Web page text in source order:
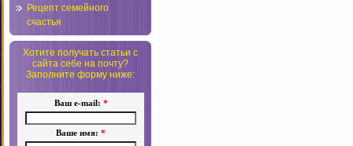
Рецепт семейного
счастья
Хотите получать статьи с
сайта себе на почту?
Заполните форму ниже:
Ваш e-mail: *
Ваше имя: *